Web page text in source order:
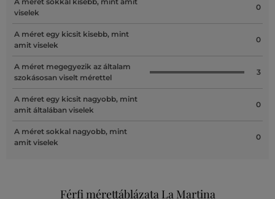
viselek
0
A méret egy kicsit kisebb, mint
amit viselek
0
A méret megegyezik az általam
szokásosan viselt mérettel
3
A méret egy kicsit nagyobb, mint
amit általában viselek
0
A méret sokkal nagyobb, mint
amit viselek
0
Férfi mérettáblázata La Martina